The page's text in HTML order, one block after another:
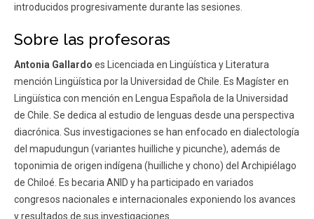
introducidos progresivamente durante las sesiones.
Sobre las profesoras
Antonia Gallardo es Licenciada en Lingüística y Literatura
mención Lingüística por la Universidad de Chile. Es Magíster en
Lingüística con mención en Lengua Española de la Universidad
de Chile. Se dedica al estudio de lenguas desde una perspectiva
diacrónica. Sus investigaciones se han enfocado en dialectología
del mapudungun (variantes huilliche y picunche), además de
toponimia de origen indígena (huilliche y chono) del Archipiélago
de Chiloé. Es becaria ANID y ha participado en variados
congresos nacionales e internacionales exponiendo los avances
y resultados de sus investigaciones.